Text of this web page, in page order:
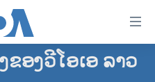
ອງວີໂອເອ ລາວ